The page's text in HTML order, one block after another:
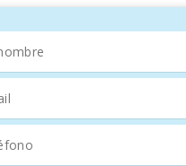
familia. Comienza el día
villa, un amplio y luminoso
al mar, mientras que la
equipadapermite
En la planta superior se